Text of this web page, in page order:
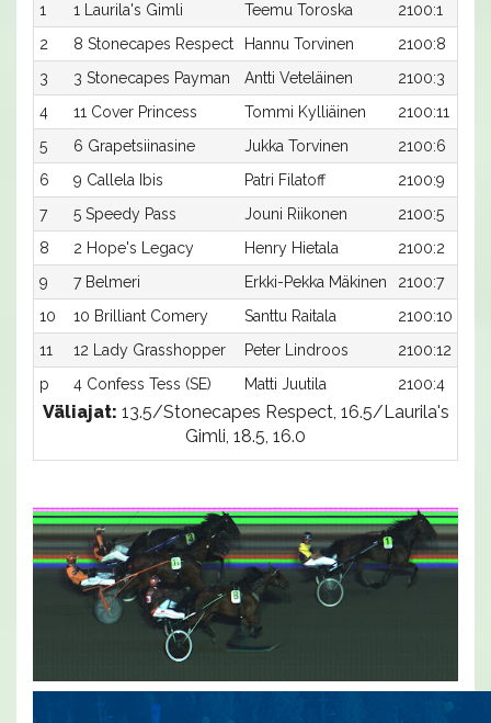
1
1 Laurila's Gimli Teemu Toroska
2100:1
2
8 Stonecapes Respect Hannu Torvinen
2100:8
3
3 Stonecapes Payman Antti Veteläinen
2100:3
4
11 Cover Princess Tommi Kylliäinen
2100:11
5
6 Grapetsiinasine Jukka Torvinen
2100:6
6
9 Callela Ibis Patri Filatoff
2100:9
7
5 Speedy Pass Jouni Riikonen
2100:5
8
2 Hope's Legacy Henry Hietala
2100:2
9
7 Belmeri Erkki-Pekka Mäkinen
2100:7
10
10 Brilliant Comery Santtu Raitala
2100:10
11
12 Lady Grasshopper Peter Lindroos
2100:12
p
4 Confess Tess (SE) Matti Juutila 2100:4
Väliajat: 13.5/Stonecapes Respect, 16.5/Laurila's
Gimli, 18.5, 16.0